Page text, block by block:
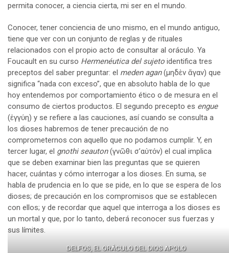
permita conocer, a ciencia cierta, mi ser en el mundo.
Conocer, tener conciencia de uno mismo, en el mundo antiguo,
tiene que ver con un conjunto de reglas y de rituales
relacionados con el propio acto de consultar al oráculo. Ya
Foucault en su curso Hermenéutica del sujeto identifica tres
preceptos del saber preguntar: el meden agan(μηδὲν ἄγαν) que
significa “nada con exceso”, que en absoluto habla de lo que
hoy entendemos por comportamiento ético o de mesura en el
consumo de ciertos productos. El segundo precepto es engue
(ἐγγύη) y se refiere a las cauciones, así cuando se consulta a
los dioses habremos de tener precaución de no
comprometernos con aquello que no podamos cumplir. Y, en
tercer lugar, el gnothi seauton(γνῶθι σ’αὐτόν) el cual implica
que se deben examinar bien las preguntas que se quieren
hacer, cuántas y cómo interrogar a los dioses. En suma, se
habla de prudencia en lo que se pide, en lo que se espera de los
dioses; de precaución en los compromisos que se establecen
con ellos; y de recordar que aquel que interroga a los dioses es
un mortal y que, por lo tanto, deberá reconocer sus fuerzas y
sus límites.
DELFOS, EL ORÁCULO DEL DIOS APOLO